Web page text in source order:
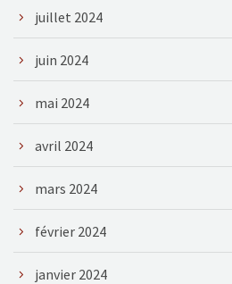
juillet 2024
juin 2024
mai 2024
avril 2024
mars 2024
février 2024
janvier 2024